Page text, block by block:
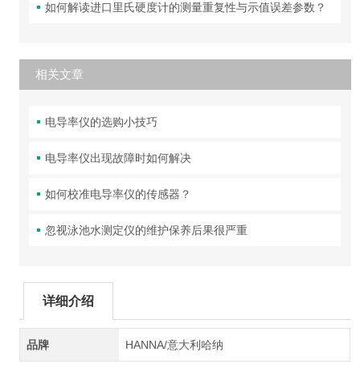
如何解读进口里氏硬度计的测量重复性与示值误差参数？
相关文章
电导率仪的选购小技巧
电导率仪出现故障时如何解决
如何校准电导率仪的传感器？
忽视泳池水测定仪的维护保养后果很严重
详细介绍
品牌 HANNA/意大利哈纳